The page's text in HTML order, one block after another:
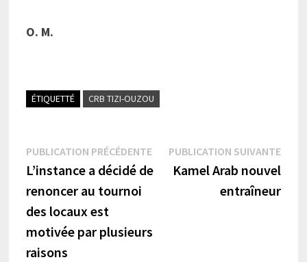
O. M.
ÉTIQUETTÉ CRB TIZI-OUZOU
Navigation
de
l’article
PUBLICATION PRÉCÉDENTEPublication
précédente :
L’instance a décidé de
renoncer au tournoi
des locaux est
motivée par plusieurs
raisons
PUBLICATION SUIVANTE
Kamel Arab nouvel
entraîneur